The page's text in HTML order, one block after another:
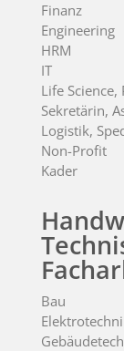
Finanz
Engineering
HRM
IT
Life
Sekretärin,
Logistik,
Non-Profit
Kader
Bau